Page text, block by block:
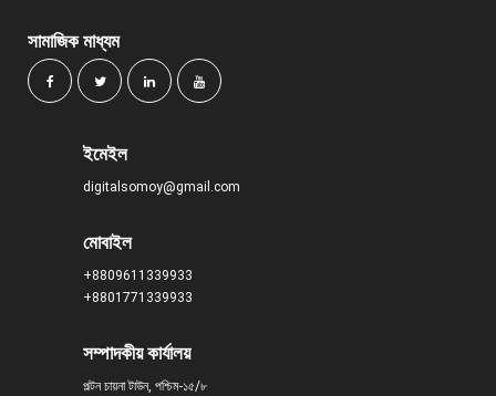
সামাজিক মাধ্যম
ইমেইল
digitalsomoy@gmail.com
মোবাইল
+8809611339933
+8801771339933
সম্পাদকীয় কার্যালয়
পল্টন চায়না টাউন, পশ্চিম-১৫/৮